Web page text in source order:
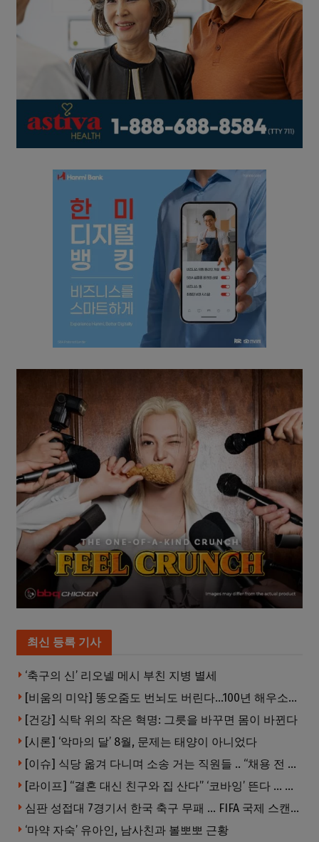
최신 등록 기사
‘축구의 신’ 리오넬 메시 부친 지병 별세
[비움의 미악] 똥오줌도 번뇌도 버린다…100년 해우소의 철학
[건강] 식탁 위의 작은 혁명: 그릇을 바꾸면 몸이 바뀐다
[시론] ‘악마의 달’ 8월, 문제는 태양이 아니었다
[이슈] 식당 옮겨 다니며 소송 거는 직원들 .. “채용 전 반드시 확인해야”
[라이프] “결혼 대신 친구와 집 산다” ‘코바잉’ 뜬다 … 내 집 마련 공식 바뀌었다
심판 성접대 7경기서 한국 축구 무패 … FIFA 국제 스캔들 번지나
‘마약 자숙’ 유아인, 남사친과 볼뽀뽀 근황